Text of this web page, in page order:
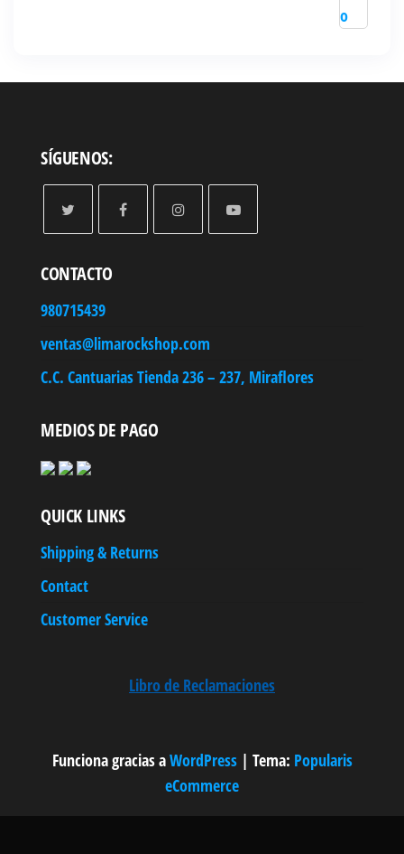
SÍGUENOS:
CONTACTO
980715439
ventas@limarockshop.com
C.C. Cantuarias Tienda 236 – 237, Miraflores
MEDIOS DE PAGO
QUICK LINKS
Shipping & Returns
Contact
Customer Service
Libro de Reclamaciones
Funciona gracias aWordPress | Tema: Popularis
eCommerce